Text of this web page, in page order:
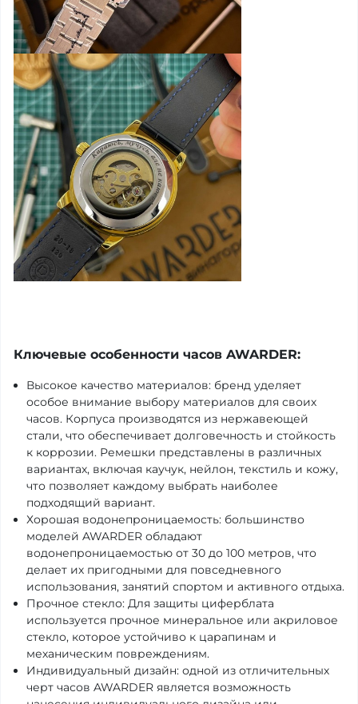
Ключевые особенности часов AWARDER:
Высокое качество материалов: бренд уделяет
особое внимание выбору материалов для своих
часов. Корпуса производятся из нержавеющей
стали, что обеспечивает долговечность и стойкость
к коррозии. Ремешки представлены в различных
вариантах, включая каучук, нейлон, текстиль и кожу,
что позволяет каждому выбрать наиболее
подходящий вариант.
Хорошая водонепроницаемость: большинство
моделей AWARDER обладают
водонепроницаемостью от 30 до 100 метров, что
делает их пригодными для повседневного
использования, занятий спортом и активного отдыха.
Прочное стекло: Для защиты циферблата
используется прочное минеральное или акриловое
стекло, которое устойчиво к царапинам и
механическим повреждениям.
Индивидуальный дизайн: одной из отличительных
черт часов AWARDER является возможность